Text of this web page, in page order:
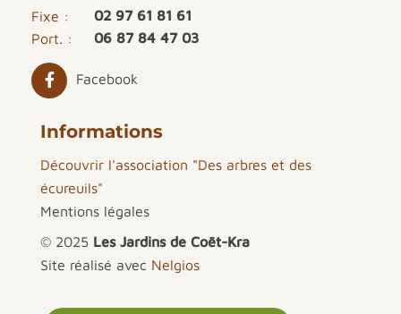
Fixe :
02 97 61 81 61
Port. :
06 87 84 47 03
Facebook
Informations
Découvrir l'association "Des arbres et des
écureuils"
Mentions légales
© 2025 Les Jardins de Coët-Kra
Site réalisé avec Nelgios